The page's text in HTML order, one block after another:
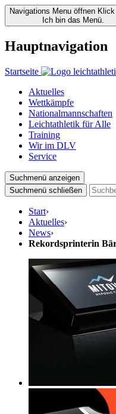
Navigations Menu öffnen
Ich bin das Menü.
Hauptnavigation
Startseite
Aktuelles
Wettkämpfe
Nationalmannschaften
Leichtathletik für Alle
Training
Wir im DLV
Service
Suchmenü anzeigen
Suchmenü schließen
Start›
Aktuelles›
News›
Rekordsprinterin